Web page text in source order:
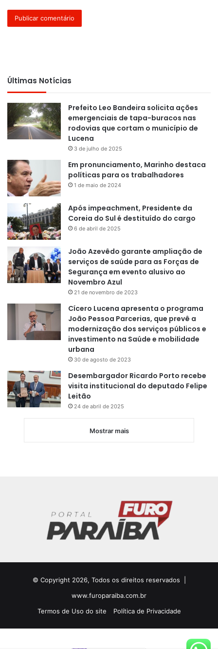
Últimas Notícias
Prefeito Leo Bandeira solicita ações
emergenciais de tapa-buracos nas
rodovias que cortam o município de
Lucena
3 de julho de 2025
Em pronunciamento, Marinho destaca
políticas para os trabalhadores
1 de maio de 2024
Após impeachment, Presidente da
Coreia do Sul é destituído do cargo
6 de abril de 2025
João Azevêdo garante ampliação de
serviços de saúde para as Forças de
Segurança em evento alusivo ao
Novembro Azul
21 de novembro de 2023
Cícero Lucena apresenta o programa
João Pessoa Parcerias, que prevê a
modernização dos serviços públicos e
investimento na Saúde e mobilidade
urbana
30 de agosto de 2023
Desembargador Ricardo Porto recebe
visita institucional do deputado Felipe
Leitão
24 de abril de 2025
Mostrar mais
© Copyright 2026, Todos os direitos reservados |
www.furoparaiba.com.br
Termos de Uso do site
Política de Privacidade